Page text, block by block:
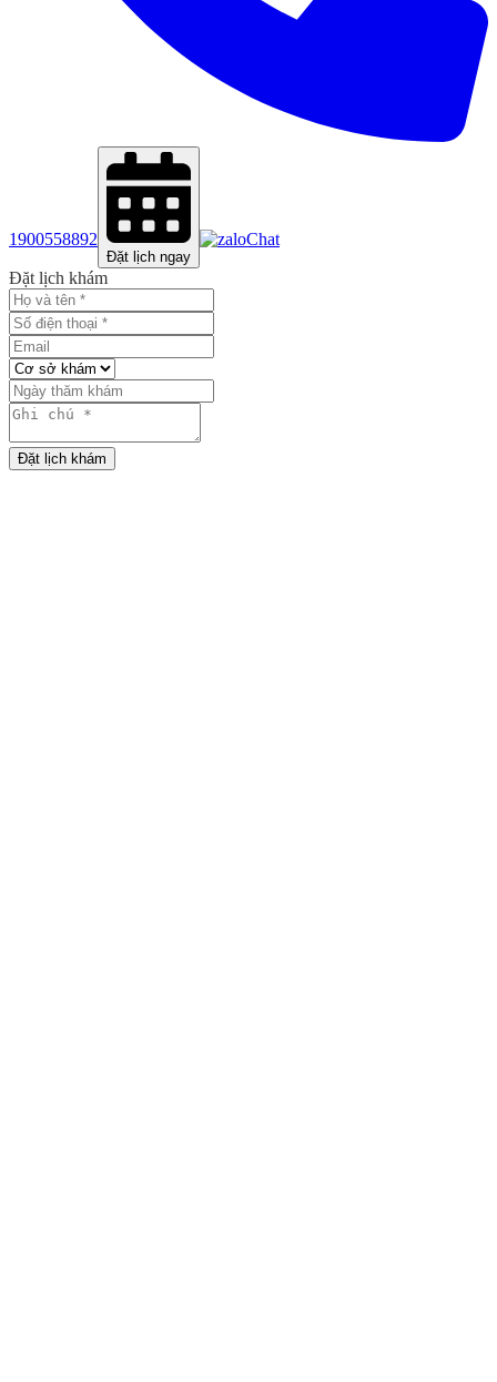
1900558892
Đặt lịch ngay
Chat
Đặt lịch khám
Đặt lịch khám